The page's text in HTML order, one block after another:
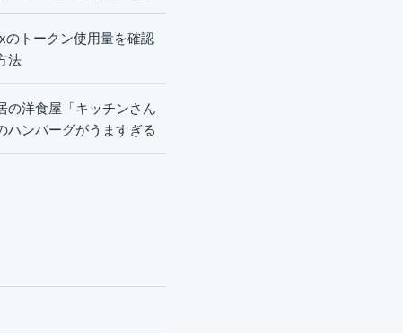
のトークン使用量を確認
法
の洋食屋「キッチンさん
ハンバーグがうますぎる